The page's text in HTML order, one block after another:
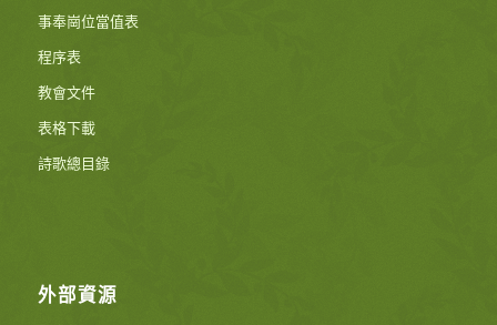
事奉崗位當值表
程序表
教會文件
表格下載
詩歌總目錄
外部資源